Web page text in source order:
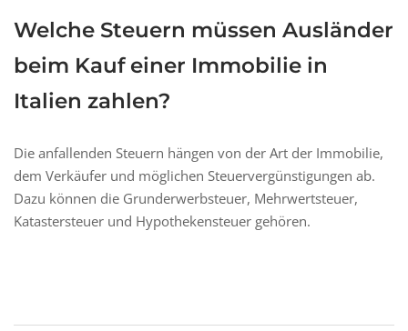
Welche Steuern müssen Ausländer
beim Kauf einer Immobilie in
Italien zahlen?
Die anfallenden Steuern hängen von der Art der Immobilie,
dem Verkäufer und möglichen Steuervergünstigungen ab.
Dazu können die Grunderwerbsteuer, Mehrwertsteuer,
Katastersteuer und Hypothekensteuer gehören.